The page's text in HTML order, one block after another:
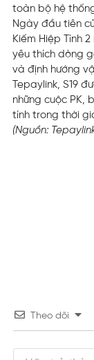
toàn bộ hệ
Ngày đầu tiên
Kiếm Hiệp Tình
yêu thích dòng
và định hướng
Tepaylink, S19
những cuộc PK,
tính trong thời
(Nguồn:
Theo dõi